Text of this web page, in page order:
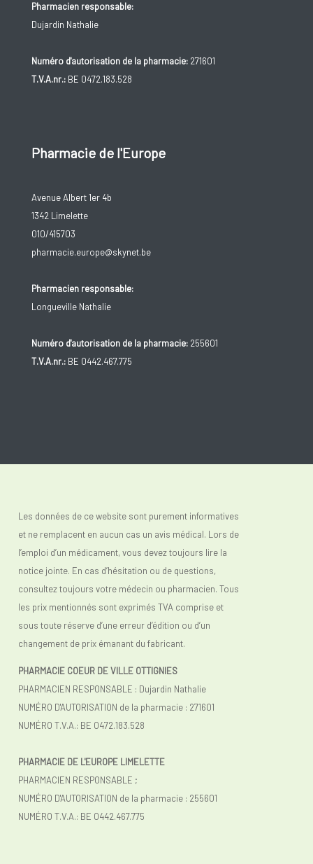
Pharmacien responsable:
Dujardin Nathalie
Numéro d'autorisation de la pharmacie:271601
T.V.A.nr.:BE 0472.183.528
Pharmacie de l'Europe
Avenue Albert 1er 4b
1342 Limelette
010/415703
pharmacie.europe@skynet.be
Pharmacien responsable:
Longueville Nathalie
Numéro d'autorisation de la pharmacie:255601
T.V.A.nr.:BE 0442.467.775
Les données de ce website sont purement informatives
et ne remplacent en aucun cas un avis médical. Lors de
l’emploi d’un médicament, vous devez toujours lire la
notice jointe. En cas d’hésitation ou de questions,
consultez toujours votre médecin ou pharmacien. Tous
les prix mentionnés sont exprimés TVA comprise et
sous toute réserve d’une erreur d’édition ou d’un
changement de prix émanant du fabricant.
PHARMACIE COEUR DE VILLE OTTIGNIES
PHARMACIEN RESPONSABLE : Dujardin Nathalie
NUMÉRO D'AUTORISATION de la pharmacie : 271601
NUMÉRO T.V.A.: BE 0472.183.528
PHARMACIE DE L'EUROPE LIMELETTE
PHARMACIEN RESPONSABLE ;
NUMÉRO D'AUTORISATION de la pharmacie : 255601
NUMÉRO T.V.A.: BE 0442.467.775